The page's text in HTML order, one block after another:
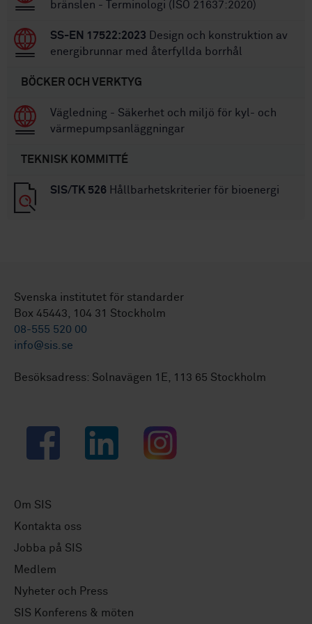
bränslen - Terminologi (ISO 21637:2020)
SS-EN 17522:2023 Design och konstruktion av
energibrunnar med återfyllda borrhål
BÖCKER OCH VERKTYG
Vägledning - Säkerhet och miljö för kyl- och
värmepumpsanläggningar
TEKNISK KOMMITTÉ
SIS/TK 526 Hållbarhetskriterier för bioenergi
Svenska institutet för standarder
Box 45443, 104 31 Stockholm
08-555 520 00
info@sis.se
Besöksadress: Solnavägen 1E, 113 65 Stockholm
Facebook LinkedIn Instagram
Om SIS
Kontakta oss
Jobba på SIS
Medlem
Nyheter och Press
SIS Konferens & möten